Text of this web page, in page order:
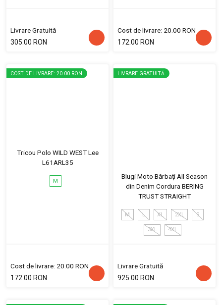
Livrare Gratuită
305.00 RON
Cost de livrare: 20.00 RON
172.00 RON
COST DE LIVRARE: 20.00 RON
Tricou Polo WILD WEST Lee
L61ARL35
M
Cost de livrare: 20.00 RON
172.00 RON
LIVRARE GRATUITĂ
Blugi Moto Bărbați All Season
din Denim Cordura BERING
TRUST STRAIGHT
M L XL 2XL S
3XL 4XL
Livrare Gratuită
925.00 RON